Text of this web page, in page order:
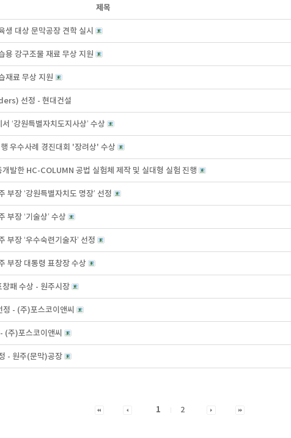
제목
생 대상 문막공장 견학 실시
용 강구조물 재료 무상 지원
재료 무상 지원
선정 - 현대건설
‘강원특별자치도지사상’ 수상
우수사례 경진대회 '장려상' 수상
발한 HC-COLUMN 공법 실험체 제작 및 실대형 실험 진행
부장 ‘강원특별자치도 명장’ 선정
부장 ‘기술상’ 수상
부장 ‘우수숙련기술자’ 선정
부장 대통령 표창장 수상
창패 수상 - 원주시장
정 - (주)포스코이앤씨
(주)포스코이앤씨
- 원주(문막)공장
1 2